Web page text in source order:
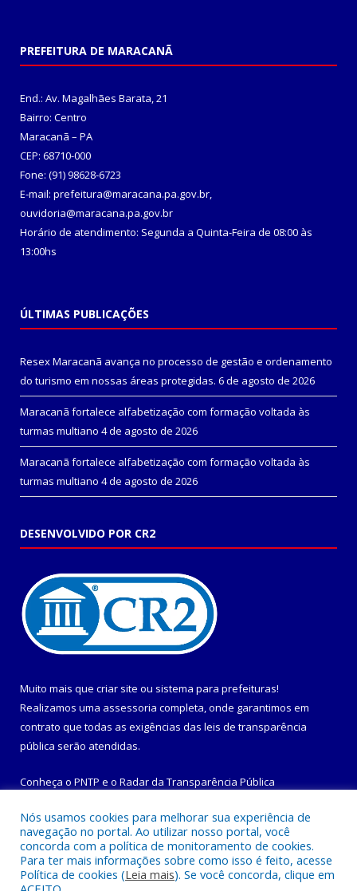
PREFEITURA DE MARACANÃ
End.: Av. Magalhães Barata, 21
Bairro: Centro
Maracanã – PA
CEP: 68710-000
Fone: (91) 98628-6723
E-mail: prefeitura@maracana.pa.gov.br,
ouvidoria@maracana.pa.gov.br
Horário de atendimento: Segunda a Quinta-Feira de 08:00 às
13:00hs
ÚLTIMAS PUBLICAÇÕES
Resex Maracanã avança no processo de gestão e ordenamento
do turismo em nossas áreas protegidas. 6 de agosto de 2026
Maracanã fortalece alfabetização com formação voltada às
turmas multiano 4 de agosto de 2026
Maracanã fortalece alfabetização com formação voltada às
turmas multiano 4 de agosto de 2026
DESENVOLVIDO POR CR2
Muito mais que criar site ou sistema para prefeituras!
Realizamos uma assessoria completa, onde garantimos em
contrato que todas as exigências das leis de transparência
pública serão atendidas.
Conheça o PNTP e o Radar da Transparência Pública
Todos os direitos reservados a Prefeitura Municipal de
Maracanã.
Nós usamos cookies para melhorar sua experiência de
navegação no portal. Ao utilizar nosso portal, você
concorda com a política de monitoramento de cookies.
Para ter mais informações sobre como isso é feito, acesse
Política de cookies (Leia mais). Se você concorda, clique em